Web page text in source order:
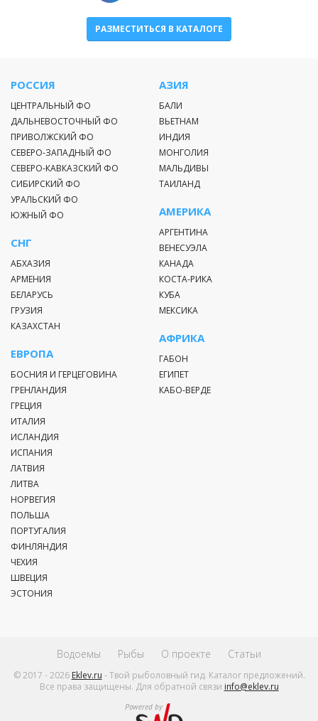
РАЗМЕСТИТЬСЯ В КАТАЛОГЕ
РОССИЯ
ЦЕНТРАЛЬНЫЙ ФО
ДАЛЬНЕВОСТОЧНЫЙ ФО
ПРИВОЛЖСКИЙ ФО
СЕВЕРО-ЗАПАДНЫЙ ФО
СЕВЕРО-КАВКАЗСКИЙ ФО
СИБИРСКИЙ ФО
УРАЛЬСКИЙ ФО
ЮЖНЫЙ ФО
СНГ
АБХАЗИЯ
АРМЕНИЯ
БЕЛАРУСЬ
ГРУЗИЯ
КАЗАХСТАН
ЕВРОПА
БОСНИЯ И ГЕРЦЕГОВИНА
ГРЕНЛАНДИЯ
ГРЕЦИЯ
ИТАЛИЯ
ИСЛАНДИЯ
ИСПАНИЯ
ЛАТВИЯ
ЛИТВА
НОРВЕГИЯ
ПОЛЬША
ПОРТУГАЛИЯ
ФИНЛЯНДИЯ
ЧЕХИЯ
ШВЕЦИЯ
ЭСТОНИЯ
АЗИЯ
БАЛИ
ВЬЕТНАМ
ИНДИЯ
МОНГОЛИЯ
МАЛЬДИВЫ
ТАИЛАНД
АМЕРИКА
АРГЕНТИНА
ВЕНЕСУЭЛА
КАНАДА
КОСТА-РИКА
КУБА
МЕКСИКА
АФРИКА
ГАБОН
ЕГИПЕТ
КАБО-ВЕРДЕ
© 2017 - 2026 Eklev.ru - Твой рыболовный гид. Каталог предложений.
Все права защищены. Для обратной связи info@eklev.ru
Водоемы Рыбы О проекте Статьи